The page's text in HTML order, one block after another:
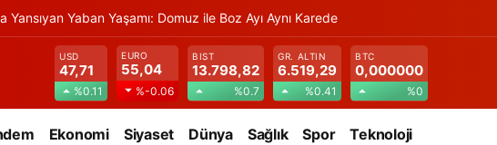
Yansıyan Yaban Yaşamı: Domuz ile Boz Ayı Aynı Karede
USD
47,71
%0.11
EURO
55,04
%-0.06
BIST
13.798,82
%0.7
GR. ALTIN
6.519,29
%0.41
BTC
0,000000
%0
Ekonomi Siyaset Dünya Sağlık Spor Teknoloji